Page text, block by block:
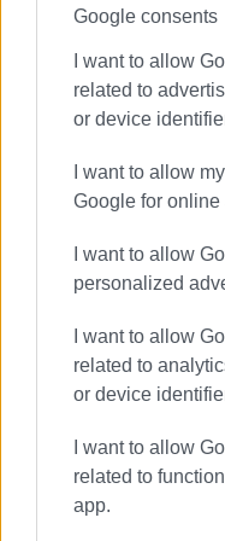
Google consents
I want to allow
related to
or device
I want to allow
Google for
I want to allow
personalized
I want to allow
related to
or device
I want to allow
related to
app.
Η ιδέα
Η ιδέα της
’90 μετά την
την πλατεία ΝΑΣΚΕ,
πέρασαν και τελικά
ΕΣΠΑ 2007-2014, η α’
εγκαταστάσεις.
κατάφερε να
αστοχιών των
γεωτεχνικών
πυθμένα.
Επανεκκίνηση το 2016